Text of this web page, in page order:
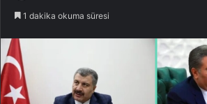
1 dakika okuma süresi